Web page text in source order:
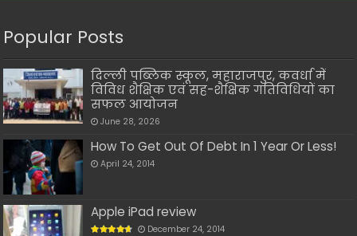
Popular Posts
दिल्ली पब्लिक स्कूल, महाराजपुर, कवर्धा में
विविध शैक्षिक एवं सह-शैक्षिक गतिविधियों का
सफल आयोजन
June 28, 2026
How To Get Out Of Debt In 1 Year Or Less!
April 24, 2014
Apple iPad review
December 24, 2014